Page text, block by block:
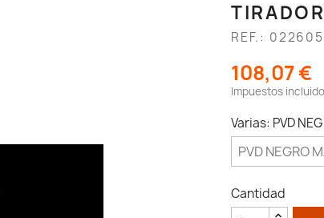
REF.:
108,07 €
Impuestos
Varias: PVD
Cantidad